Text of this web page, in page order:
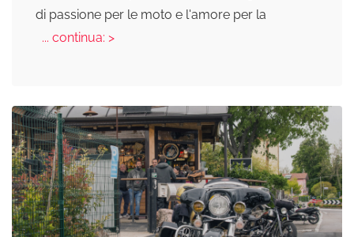
di passione per le moto e l'amore per la
... continua: >